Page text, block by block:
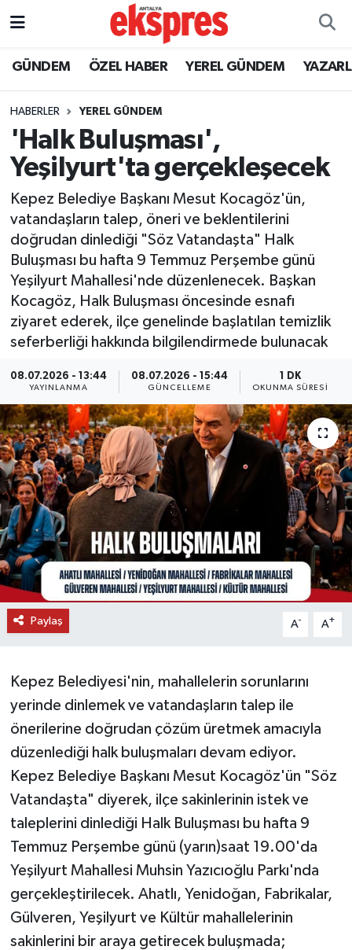
GÜNDEM ÖZEL HABER YEREL GÜNDEM
HABERLER YEREL GÜNDEM
'Halk Buluşması',
Yeşilyurt'ta gerçekleşecek
Kepez Belediye Başkanı Mesut Kocagöz'ün,
vatandaşların talep, öneri ve beklentilerini
doğrudan dinlediği "Söz Vatandaşta" Halk
Buluşması bu hafta 9 Temmuz Perşembe günü
Yeşilyurt Mahallesi'nde düzenlenecek. Başkan
Kocagöz, Halk Buluşması öncesinde esnafı
ziyaret ederek, ilçe genelinde başlatılan temizlik
seferberliği hakkında bilgilendirmede bulunacak
08.07.2026 - 13:44
YAYINLANMA
08.07.2026 - 15:44
GÜNCELLEME
1 DK
OKUNMA SÜRESI
Paylaş A- A+
Kepez Belediyesi'nin, mahallelerin sorunlarını
yerinde dinlemek ve vatandaşların talep ile
önerilerine doğrudan çözüm üretmek amacıyla
düzenlediği halk buluşmaları devam ediyor.
Kepez Belediye Başkanı Mesut Kocagöz'ün "Söz
Vatandaşta" diyerek, ilçe sakinlerinin istek ve
taleplerini dinlediği Halk Buluşması bu hafta 9
Temmuz Perşembe günü (yarın)saat 19.00'da
Yeşilyurt Mahallesi Muhsin Yazıcıoğlu Parkı'nda
gerçekleştirilecek. Ahatlı, Yenidoğan, Fabrikalar,
Gülveren, Yeşilyurt ve Kültür mahallelerinin
sakinlerini bir araya getirecek buluşmada;
ÖZEL HABER
YEREL GÜNDEM
EKONOMİ
KÜLTÜR - SANAT
SPOR
SİYASET
SAĞLIK
DÜNYA
EĞİTİM
TURİZM
RÖPORTAJ
VİDEO HABERLER
YAZARLAR
RESMİ İLAN
Nöbetçi Eczaneler
Trafik Durumu
Süper Lig Puan Durumu ve Fikstür
Tüm Manşetler
Son Dakika Haberleri
Haber Arşivi